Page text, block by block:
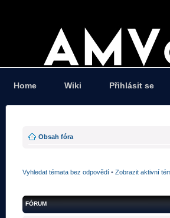
Home Wiki Přihlásit se
Obsah fóra
Vyhledat témata bez odpovědí • Zobrazit aktivní
FÓRUM